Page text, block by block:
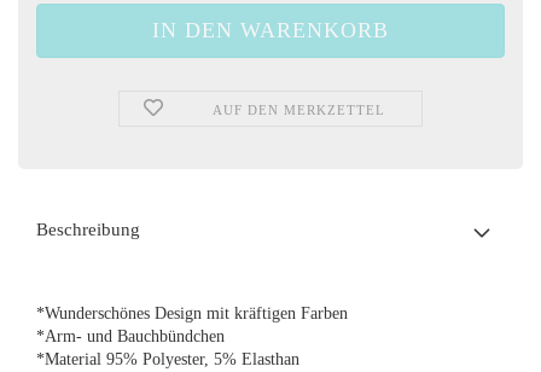
AUF DEN MERKZETTEL
Beschreibung
*Wunderschönes Design mit kräftigen Farben
*Arm- und Bauchbündchen
*Material 95% Polyester, 5% Elasthan